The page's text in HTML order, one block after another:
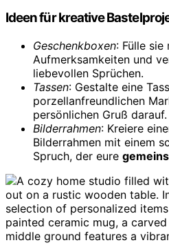
Ideen für kreative
Geschenkboxen: Fülle sie
Aufmerksamkeiten und
liebevollen Sprüchen.
Tassen: Gestalte eine
porzellanfreundlichen
persönlichen Gruß darauf.
Bilderrahmen: Kreiere
Bilderrahmen mit einem
Spruch, der eure